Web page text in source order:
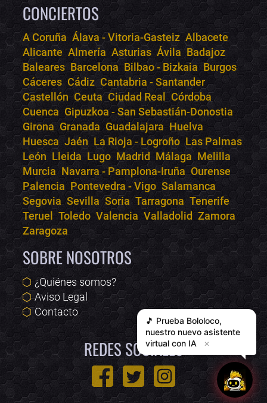
CONCIERTOS
A Coruña Álava - Vitoria-Gasteiz Albacete
Alicante Almería Asturias Ávila Badajoz
Baleares Barcelona Bilbao - Bizkaia Burgos
Cáceres Cádiz Cantabria - Santander
Castellón Ceuta Ciudad Real
Córdoba
Cuenca Gipuzkoa - San Sebastián-Donostia
Girona Granada Guadalajara Huelva
Huesca Jaén La Rioja - Logroño Las Palmas
León Lleida Lugo Madrid Málaga Melilla
Murcia Navarra - Pamplona-Iruña Ourense
Palencia Pontevedra - Vigo Salamanca
Segovia Sevilla Soria Tarragona Tenerife
Teruel
Toledo Valencia Valladolid Zamora
Zaragoza
SOBRE NOSOTROS
¿Quiénes somos?
Aviso Legal
Contacto
REDES SOCIALES
🎵 Prueba Bololoco,
nuestro nuevo asistente
virtual con IA
✕
Bololoco · conciertos.club
Online · Te ayudo a encontrar conciertos